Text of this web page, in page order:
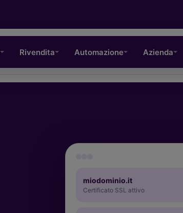
Rivendita Automazione Azienda
miodominio.it
Certificato SSL attivo